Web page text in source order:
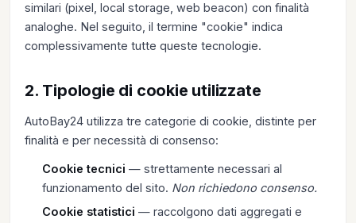
similari (pixel, local storage, web beacon) con finalità
analoghe. Nel seguito, il termine "cookie" indica
complessivamente tutte queste tecnologie.
2. Tipologie di cookie utilizzate
AutoBay24 utilizza tre categorie di cookie, distinte per
finalità e per necessità di consenso:
Cookie tecnici — strettamente necessari al
funzionamento del sito. Non richiedono consenso.
Cookie statistici — raccolgono dati aggregati e